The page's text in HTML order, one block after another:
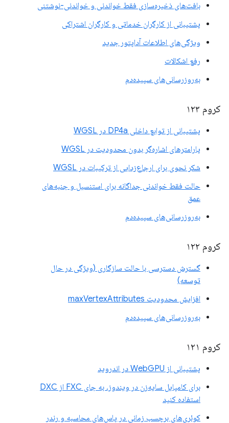
بافت‌های ذخیره‌سازی فقط خواندنی و خواندنی-نوشتنی
پشتیبانی از کارگران خدماتی و کارگران اشتراکی
ویژگی‌های اطلاعات آداپتور جدید
رفع اشکالات
به‌روزرسانی‌های سپیده‌دم
کروم ۱۲۳
پشتیبانی از توابع داخلی DP4a در WGSL
پارامترهای اشاره‌گر بدون محدودیت در WGSL
شکر نحوی برای ارجاع‌زدایی از ترکیبات در WGSL
حالت فقط خواندنی جداگانه برای استنسیل و جنبه‌های
عمق
به‌روزرسانی‌های سپیده‌دم
کروم ۱۲۲
گسترش دسترسی با حالت سازگاری (ویژگی در حال
توسعه)
افزایش محدودیت maxVertexAttributes
به‌روزرسانی‌های سپیده‌دم
کروم ۱۲۱
پشتیبانی از WebGPU در اندروید
برای کامپایل سایه‌زن در ویندوز، به جای FXC از DXC
استفاده کنید
کوئری‌های برچسب زمانی در پاس‌های محاسبه و رندر